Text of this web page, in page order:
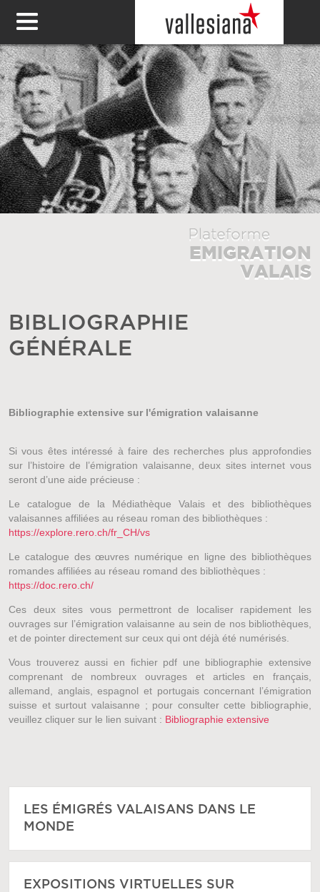
BIBLIOGRAPHIE
GÉNÉRALE
Bibliographie extensive sur l'émigration valaisanne
Si vous êtes intéressé à faire des recherches plus approfondies
sur l’histoire de l’émigration valaisanne, deux sites internet vous
seront d’une aide précieuse :
Le catalogue de la Médiathèque Valais et des bibliothèques
valaisannes affiliées au réseau roman des bibliothèques :
https://explore.rero.ch/fr_CH/vs
Le catalogue des œuvres numérique en ligne des bibliothèques
romandes affiliées au réseau romand des bibliothèques :
https://doc.rero.ch/
Ces deux sites vous permettront de localiser rapidement les
ouvrages sur l’émigration valaisanne au sein de nos bibliothèques,
et de pointer directement sur ceux qui ont déjà été numérisés.
Vous trouverez aussi en fichier pdf une bibliographie extensive
comprenant de nombreux ouvrages et articles en français,
allemand, anglais, espagnol et portugais concernant l’émigration
suisse et surtout valaisanne ; pour consulter cette bibliographie,
veuillez cliquer sur le lien suivant : Bibliographie extensive
LES ÉMIGRÉS VALAISANS DANS LE
MONDE
EXPOSITIONS VIRTUELLES SUR